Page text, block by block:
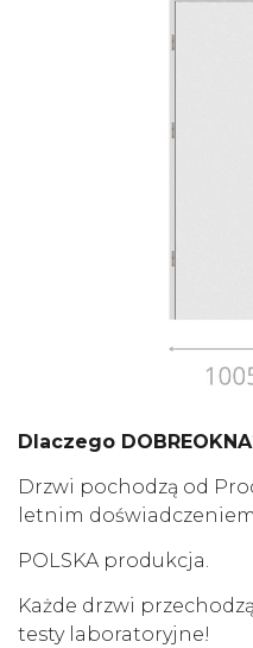
Dlaczego
Drzwi pochodzą od
letnim
POLSKA produkcja.
Każde drzwi
testy laboratoryjne!